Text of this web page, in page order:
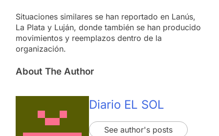
Situaciones similares se han reportado en Lanús,
La Plata y Luján, donde también se han producido
movimientos y reemplazos dentro de la
organización.
About The Author
Diario EL SOL
See author's posts